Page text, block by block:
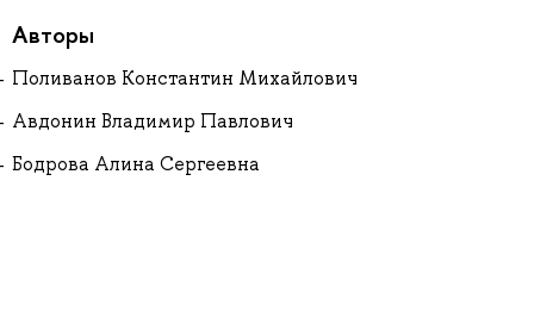
Авторы
Поливанов Константин Михайлович
Авдонин Владимир Павлович
Бодрова Алина Сергеевна